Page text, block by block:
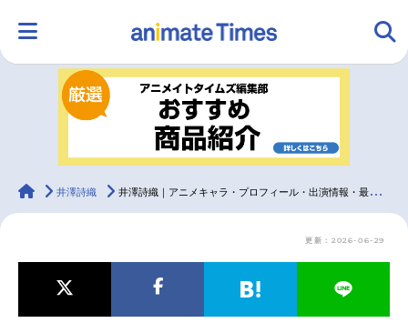
ランキング アニメ
ラジオ グッズ
animateTimes
井澤詩織 井澤詩織｜アニメキャラ・プロフィール・出演情報・最新情報まとめ
更新：2026-06-29